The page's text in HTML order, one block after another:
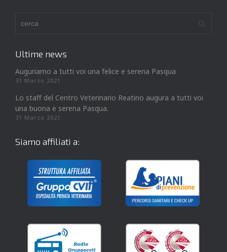
Ultime news
Auguriamo a tutti voi una felice e serena Pasqua
31 Marzo 2021
Lo staff del Centro Veterinario Reatino augura a tutti voi
una buona e serena Pasqua.
31 Marzo 2021
Siamo affiliati a: